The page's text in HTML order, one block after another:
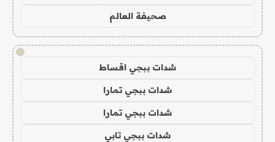
صحيفة العالم
!
شدات ببجي اقساط
شدات ببجي تمارا
شدات ببجي تمارا
شدات ببجي تابي